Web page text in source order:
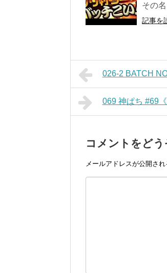
その
記事を
026-2 BATCH
069 神ぱち #69
コメントをどう
メールアドレスが公開され